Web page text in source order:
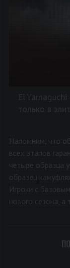
Ei
только в
Напомним, что
всех этапов
четыре образца
образец
Игроки с
нового сезона, а